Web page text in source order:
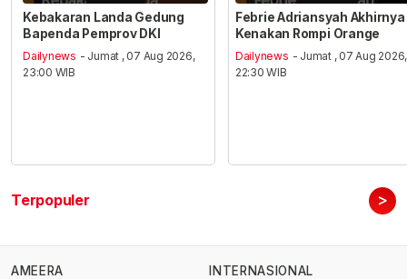
Kebakaran Landa Gedung
Bapenda Pemprov DKI
Dailynews - Jumat , 07 Aug 2026,
23:00 WIB
Febrie Adriansyah Akhirnya
Kenakan Rompi Orange
Dailynews - Jumat , 07 Aug 2026,
22:30 WIB
Terpopuler >
AMEERA
INTERNASIONAL